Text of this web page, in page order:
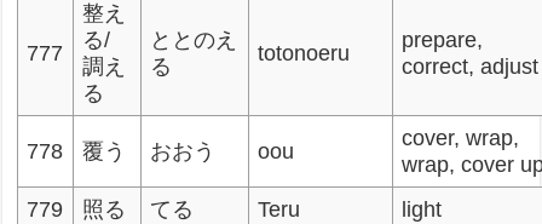
777
整え
る/
調え
る
ととのえ
る
totonoeru
prepare,
correct, adjust
778 覆う おおう oou
cover, wrap,
wrap, cover
779
照る てる Teru light